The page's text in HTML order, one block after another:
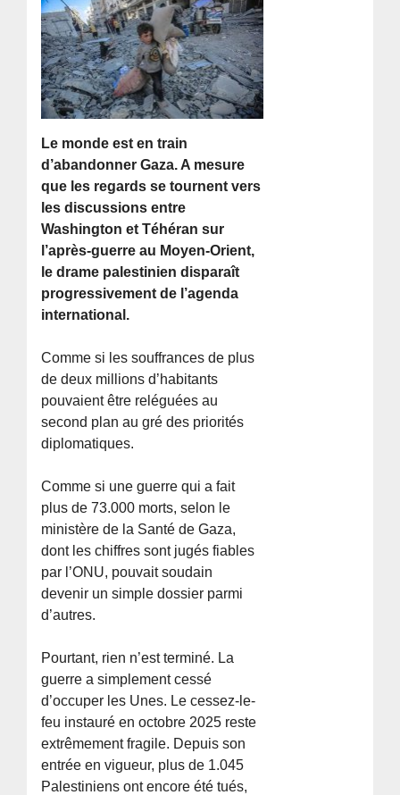
Le monde est en train
d’abandonner Gaza. A mesure
que les regards se tournent vers
les discussions entre
Washington et Téhéran sur
l’après-guerre au Moyen-Orient,
le drame palestinien disparaît
progressivement de l’agenda
international.
Comme si les souffrances de plus
de deux millions d’habitants
pouvaient être reléguées au
second plan au gré des priorités
diplomatiques.
Comme si une guerre qui a fait
plus de 73.000 morts, selon le
ministère de la Santé de Gaza,
dont les chiffres sont jugés fiables
par l’ONU, pouvait soudain
devenir un simple dossier parmi
d’autres.
Pourtant, rien n’est terminé. La
guerre a simplement cessé
d’occuper les Unes. Le cessez-le-
feu instauré en octobre 2025 reste
extrêmement fragile. Depuis son
entrée en vigueur, plus de 1.045
Palestiniens ont encore été tués,